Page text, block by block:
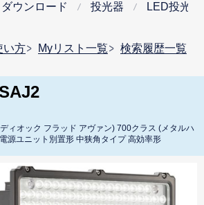
ウンロード 投光器 LED投光器
い方 Myリスト一覧 検索履歴一覧
ィオック フラッド アヴァン) 700クラス (メタルハ
源ユニット別置形 中狭角タイプ 高効率形